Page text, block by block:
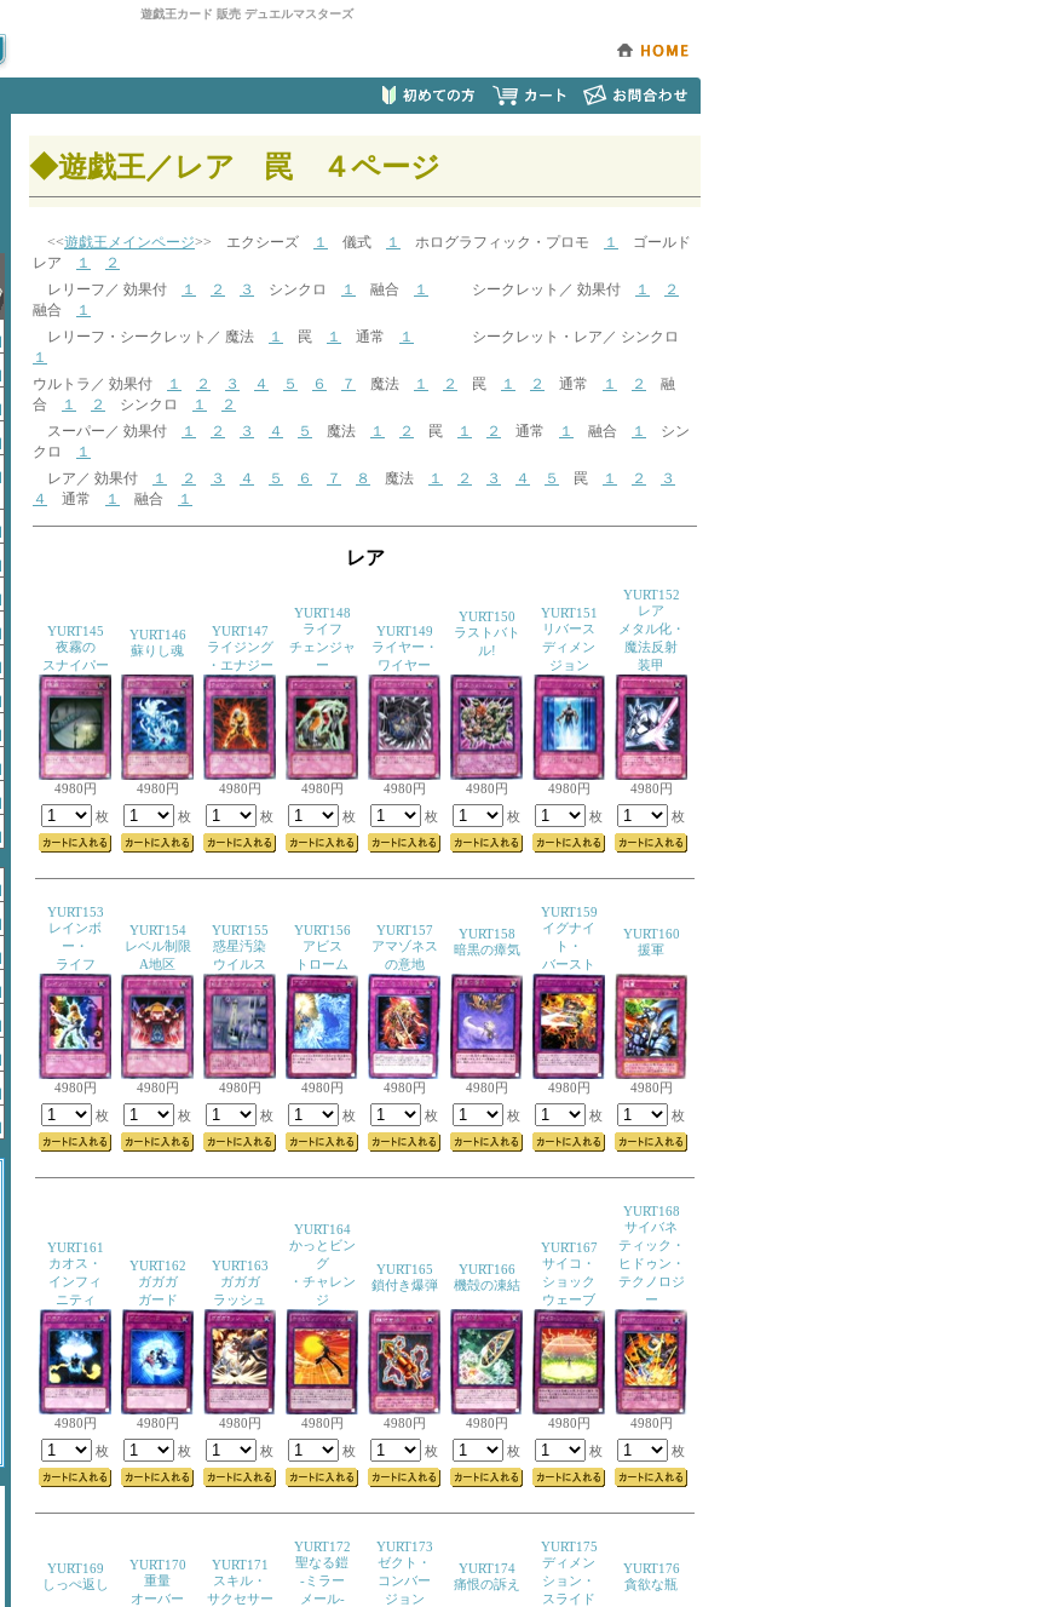
遊戯王カード 販売 デュエルマスターズ
◆遊戯王／レア 罠 ４ページ
<<遊戯王メインページ>> エクシーズ １ 儀式 １ ホログラフィック・プロモ １
ゴールド
レア
１
２
レリーフ／ 効果付
１ ２ ３ シンクロ １ 融合 １ シークレット／ 効果付 １
２
融合
１
レリーフ・シークレット／ 魔法
１ 罠 １ 通常 １
シークレット・レア／ シンクロ
１
ウルトラ／ 効果付
１ ２ ３ ４ ５ ６ ７ 魔法 １ ２ 罠 １ ２ 通常 １ ２
融
合
１ ２ シンクロ １
２
スーパー／ 効果付
１ ２ ３ ４ ５ 魔法 １ ２ 罠 １ ２ 通常 １ 融合 １
シン
クロ
１
レア／ 効果付
１ ２ ３ ４ ５ ６ ７ ８ 魔法 １ ２ ３ ４ ５ 罠 １ ２
３
４
通常 １ 融合 １
レア
YURT145
夜霧の
スナイパー
4980円
枚
YURT146
蘇りし魂
4980円
枚
YURT147
ライジング
・エナジー
4980円
枚
YURT148
ライフ
チェンジャ
ー
4980円
枚
YURT149
ライヤー・
ワイヤー
4980円
枚
YURT150
ラストバト
ル!
4980円
枚
YURT151
リバース
ディメン
ジョン
4980円
枚
YURT152
レア
メタル化・
魔法反射
装甲
4980円
枚
YURT153
レインボ
ー・
ライフ
4980円
枚
YURT154
レベル制限
A地区
4980円
枚
YURT155
惑星汚染
ウイルス
4980円
枚
YURT156
アビス
トローム
4980円
枚
YURT157
アマゾネス
の意地
4980円
枚
YURT158
暗黒の瘴気
4980円
枚
YURT159
イグナイ
ト・
バースト
4980円
枚
YURT160
援軍
4980円
枚
YURT161
カオス・
インフィ
ニティ
4980円
枚
YURT162
ガガガ
ガード
4980円
枚
YURT163
ガガガ
ラッシュ
4980円
枚
YURT164
かっとビン
グ
・チャレン
ジ
4980円
枚
YURT165
鎖付き爆弾
4980円
枚
YURT166
機殻の凍結
4980円
枚
YURT167
サイコ・
ショック
ウェーブ
4980円
枚
YURT168
サイバネ
ティック・
ヒドゥン・
テクノロジ
ー
4980円
枚
YURT169
しっぺ返し
YURT170
重量
オーバー
YURT171
スキル・
サクセサー
YURT172
聖なる鎧
-ミラー
メール-
YURT173
ゼクト・
コンバー
ジョン
YURT174
痛恨の訴え
YURT175
ディメン
ション・
スライド
YURT176
貪欲な瓶